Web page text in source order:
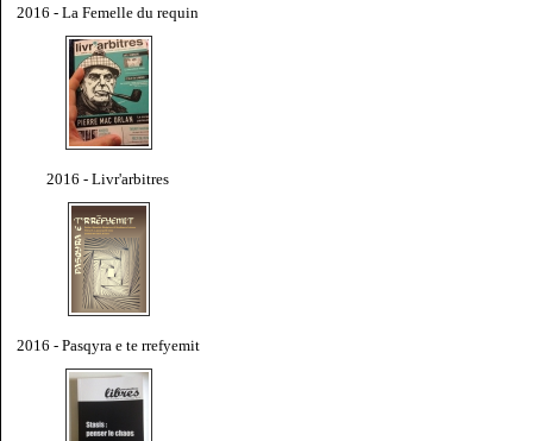
2016 - La Femelle du requin
2016 - Livr'arbitres
2016 - Pasqyra e te rrefyemit